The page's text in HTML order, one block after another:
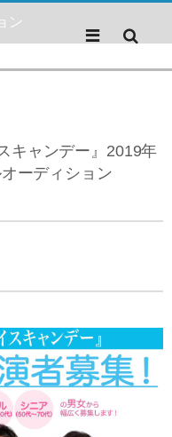
ン
キャンデー』2019年
ーディション